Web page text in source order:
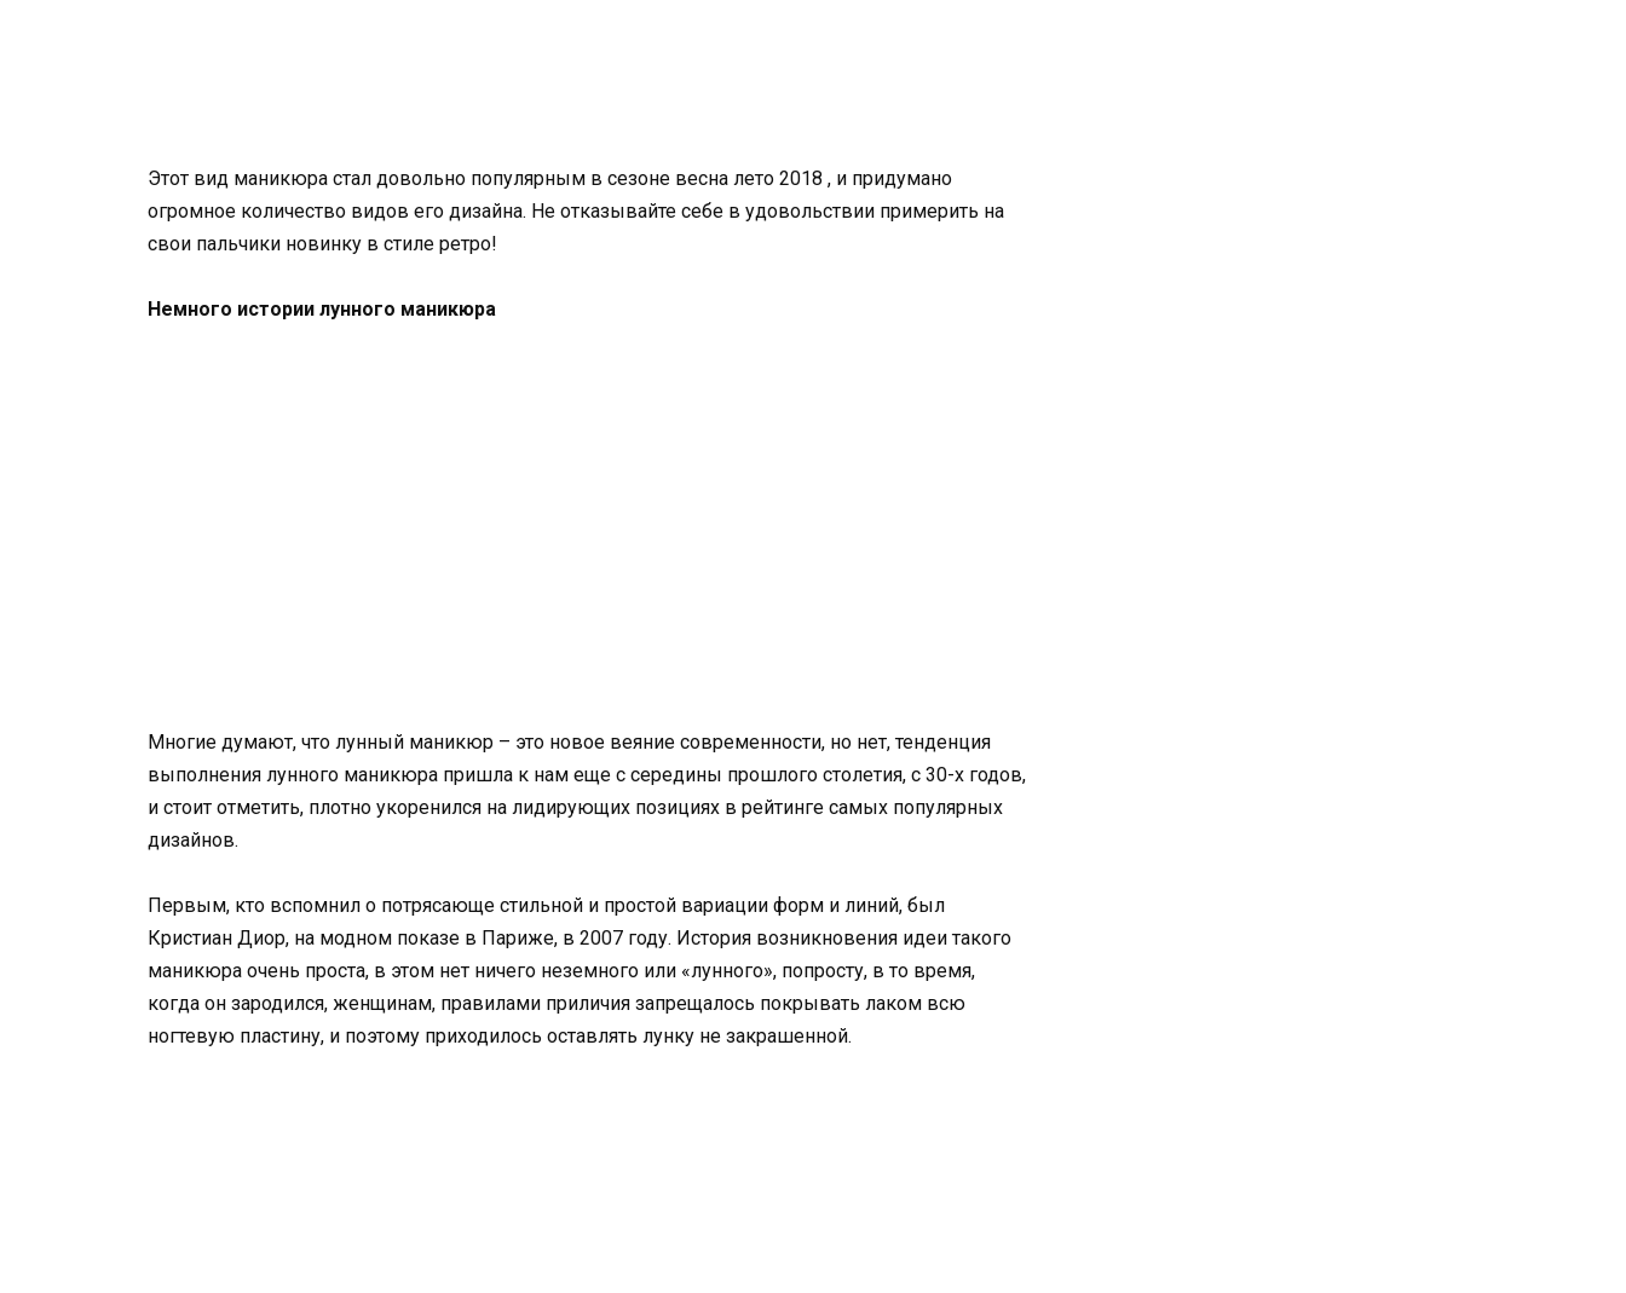
Этот вид маникюра стал довольно популярным в сезоне весна лето 2018 , и придумано
огромное количество видов его дизайна. Не отказывайте себе в удовольствии примерить на
свои пальчики новинку в стиле ретро!
Немного истории лунного маникюра
Многие думают, что лунный маникюр – это новое веяние современности, но нет, тенденция
выполнения лунного маникюра пришла к нам еще с середины прошлого столетия, с 30-х годов,
и стоит отметить, плотно укоренился на лидирующих позициях в рейтинге самых популярных
дизайнов.
Первым, кто вспомнил о потрясающе стильной и простой вариации форм и линий, был
Кристиан Диор, на модном показе в Париже, в 2007 году. История возникновения идеи такого
маникюра очень проста, в этом нет ничего неземного или «лунного», попросту, в то время,
когда он зародился, женщинам, правилами приличия запрещалось покрывать лаком всю
ногтевую пластину, и поэтому приходилось оставлять лунку не закрашенной.